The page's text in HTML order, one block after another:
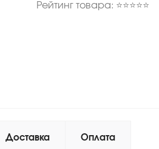
Рейтинг товара: ⭐⭐⭐⭐⭐
Доставка Оплата